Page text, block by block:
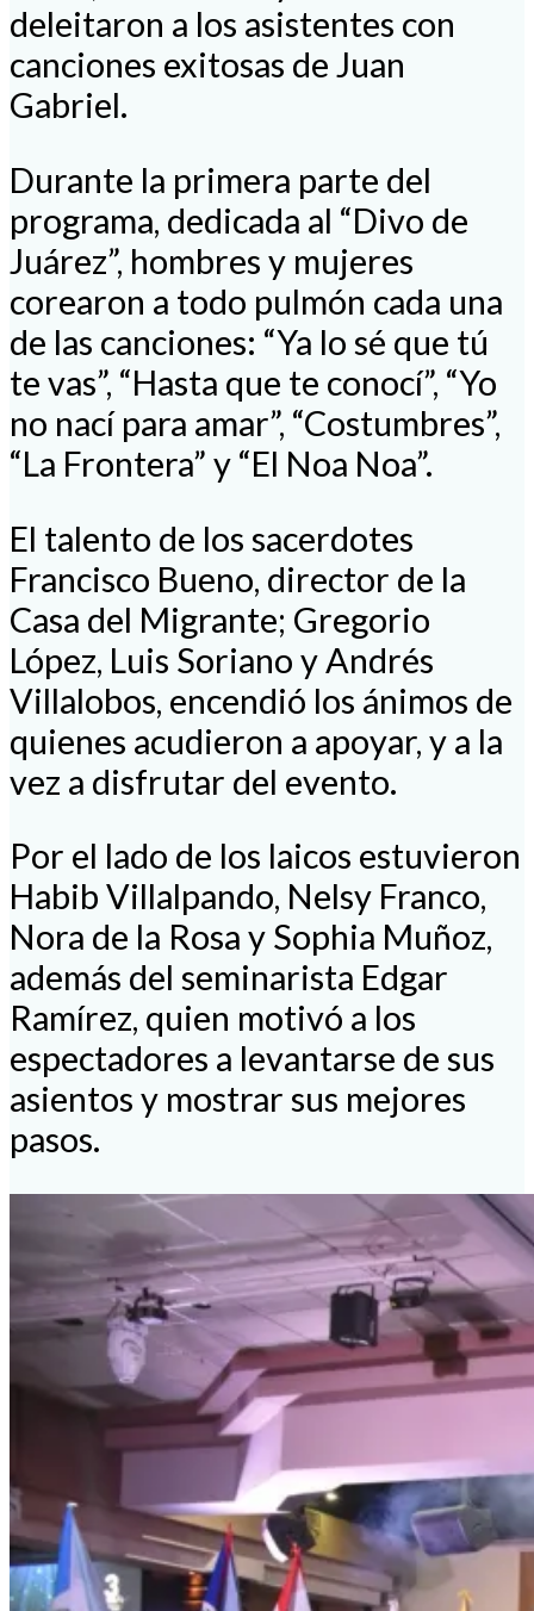
deleitaron a los asistentes con
canciones exitosas de Juan
Gabriel.
Durante la primera parte del
programa, dedicada al “Divo de
Juárez”, hombres y mujeres
corearon a todo pulmón cada una
de las canciones: “Ya lo sé que tú
te vas”, “Hasta que te conocí”, “Yo
no nací para amar”, “Costumbres”,
“La Frontera” y “El Noa Noa”.
El talento de los sacerdotes
Francisco Bueno, director de la
Casa del Migrante; Gregorio
López, Luis Soriano y Andrés
Villalobos, encendió los ánimos de
quienes acudieron a apoyar, y a la
vez a disfrutar del evento.
Por el lado de los laicos estuvieron
Habib Villalpando, Nelsy Franco,
Nora de la Rosa y Sophia Muñoz,
además del seminarista Edgar
Ramírez, quien motivó a los
espectadores a levantarse de sus
asientos y mostrar sus mejores
pasos.